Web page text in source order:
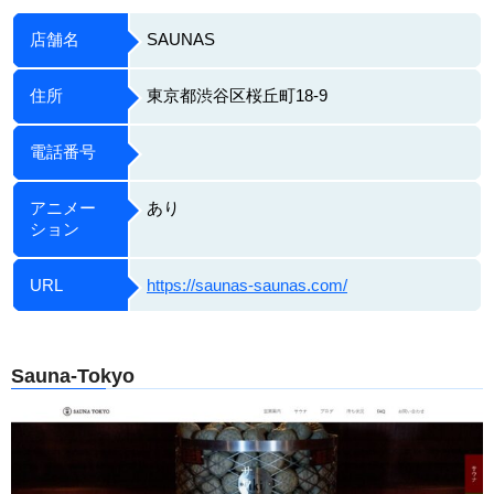
店舗名 SAUNAS
住所 東京都渋谷区桜丘町18-9
電話番号
アニメー
ション
あり
URL https://saunas-saunas.com/
Sauna-Tokyo